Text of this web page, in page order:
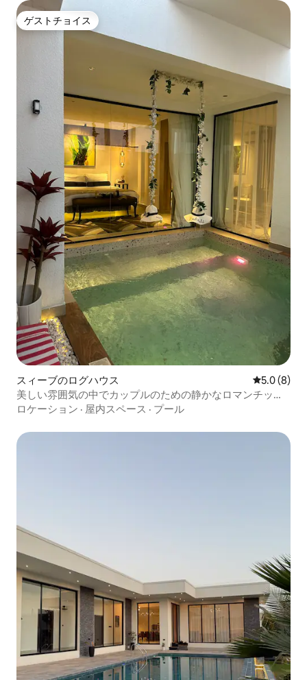
ゲストチョイス
ゲストチョイス
スィーブのログハウス レビュー8
5.0 (8)
美しい雰囲気の中でカップルのための静かなロマンチック
な滞在
ロケーション · 屋内スペース · プール